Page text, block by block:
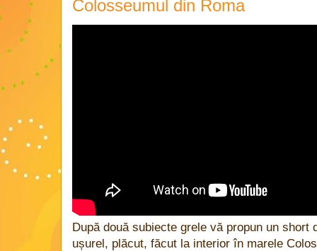
Colosseumul din Roma
După două subiecte grele vă propun un short
ușurel, plăcut, făcut la interior în marele